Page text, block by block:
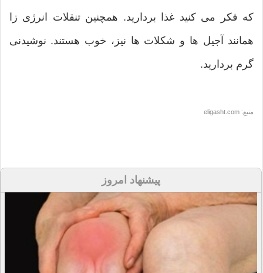
که فکر می کنید غذا بردارید. همچنین تنقلات انرژی زا
همانند آجیل ها و شکلات ها نیز، خوب هستند. نوشیدنی
گرم بردارید.
منبع: eligasht.com
پیشنهاد امروز